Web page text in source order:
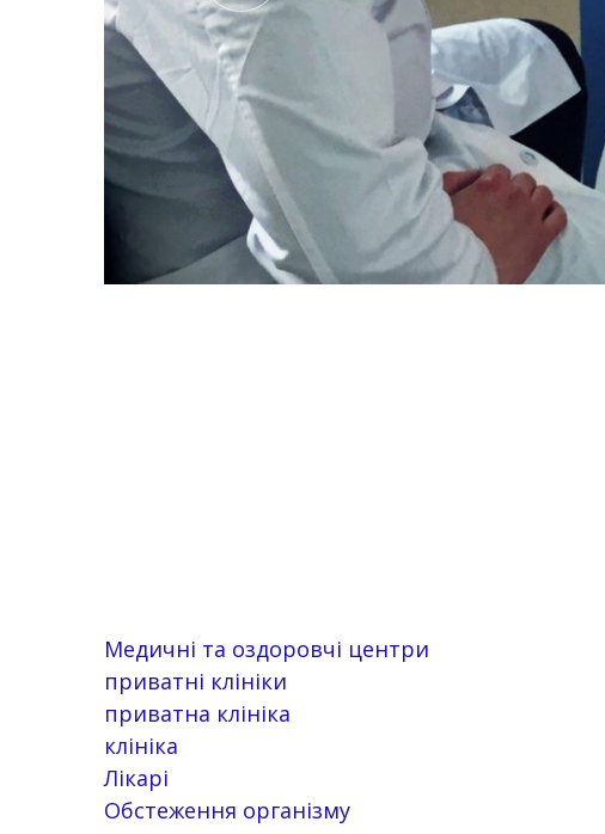
Медичні та оздоровчі центри
приватні клініки
приватна клініка
клініка
Лікарі
Обстеження організму